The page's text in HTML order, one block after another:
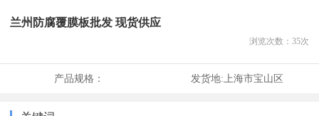
兰州防腐覆膜板批发 现货供应
浏览次数： 35次
产品规格： 发货地: 上海市宝山区